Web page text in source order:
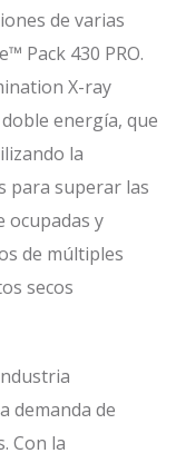
de varias
Pack 430 PRO.
X-ray
energía, que
la
para superar las
ocupadas y
de múltiples
secos
demanda de
Con la